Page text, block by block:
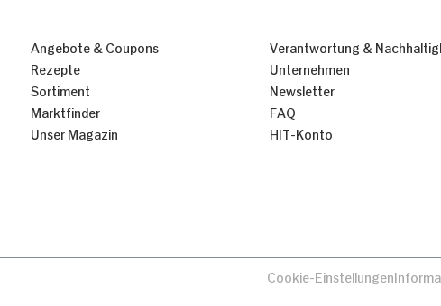
Angebote & Coupons
Rezepte
Sortiment
Marktfinder
Unser Magazin
Verantwortung &
Unternehmen
Newsletter
FAQ
HIT-Konto
Cookie-Einstellungen